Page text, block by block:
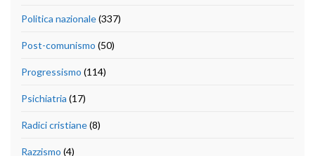
Politica nazionale(337)
Post-comunismo (50)
Progressismo (114)
Psichiatria (17)
Radici cristiane(8)
Razzismo (4)